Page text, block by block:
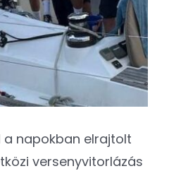
a napokban elrajtolt
versenyvitorlázás